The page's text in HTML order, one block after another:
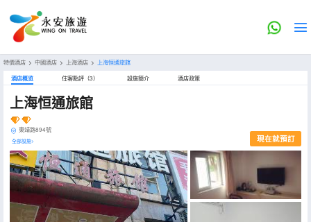
特價酒店 > 中國酒店 > 上海酒店 > 上海恒通旅館
酒店概览 住客點評（3） 設施簡介 酒店政策
上海恒通旅館
東靖路894號
全部設施> 現在就預訂